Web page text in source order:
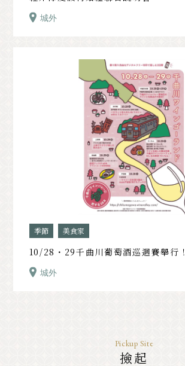
城外
季節 美食家
10/28・29千曲川葡萄酒巡迴賽舉行！
城外
Pickup Site
撿起